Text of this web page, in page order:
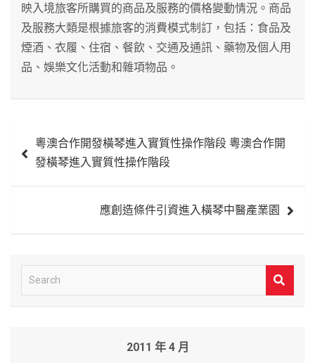
映入境旅客所購買的商品及服務的價格變動情況。商品
及服務大類是根據旅客的消費模式制訂，包括：食品及
煙酒、衣履、住宿、餐飲、交通及通訊、藥物及個人用
品、娛樂文化活動和雜項物品。
章
粵澳合作開發橫琴進入實質性操作階段 粵澳合作開
發橫琴進入實質性操作階段
應創造條件引資進入橫琴中醫產業園
e
2011 年 4 月